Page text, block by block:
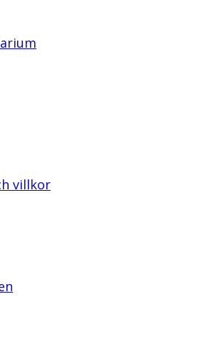
villkor